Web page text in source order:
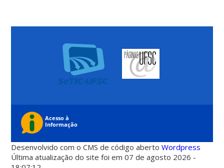
Desenvolvido com o CMS de código abertoWordpress
Última atualização do site foi em 07 de agosto 2026 -